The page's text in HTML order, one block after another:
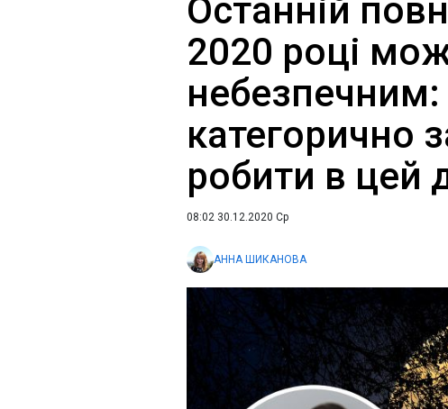
Останній
2020 році
категорично
робити в цей
08:02 30.12.2020 Ср
АННА ШИКАНОВА